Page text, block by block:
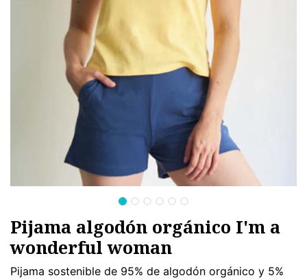
Pijama algodón orgánico I'm a
wonderful woman
Pijama sostenible de 95% de algodón orgánico y 5%